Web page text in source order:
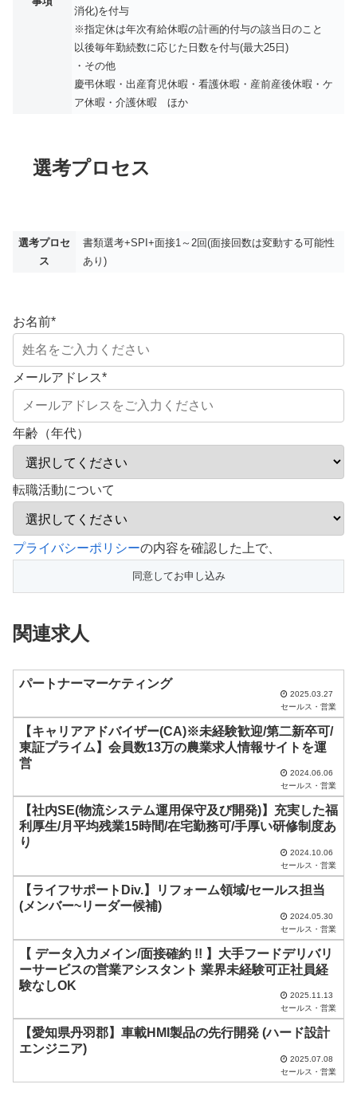
消化)を付与
※指定休は年次有給休暇の計画的付与の該当日のこと
以後毎年勤続数に応じた日数を付与(最大25日)
・その他
慶弔休暇・出産育児休暇・看護休暇・産前産後休暇・ケ
ア休暇・介護休暇 ほか
選考プロセス
選考プロセ
ス
書類選考+SPI+面接1～2回(面接回数は変動する可能性
あり)
お名前*
メールアドレス*
年齢（年代）
転職活動について
こ
フ
ー
ド
の
ま
ま
し
だ
。
プライバシーポリシーの内容を確認した上で、
関連求人
パートナーマーケティング
2025.03.27
セールス・営業
【キャリアアドバイザー(CA)※未経験歓迎/第二新卒可/
東証プライム】会員数13万の農業求人情報サイトを運
営
2024.06.06
セールス・営業
【社内SE(物流システム運用保守及び開発)】充実した福
利厚生/月平均残業15時間/在宅勤務可/手厚い研修制度あ
り
2024.10.06
セールス・営業
【ライフサポートDiv.】リフォーム領域/セールス担当
(メンバー~リーダー候補)
2024.05.30
セールス・営業
【 データ入力メイン/面接確約 !! 】大手フードデリバリ
ーサービスの営業アシスタント 業界未経験可正社員経
験なしOK
2025.11.13
セールス・営業
【愛知県丹羽郡】車載HMI製品の先行開発 (ハード設計
エンジニア)
2025.07.08
セールス・営業